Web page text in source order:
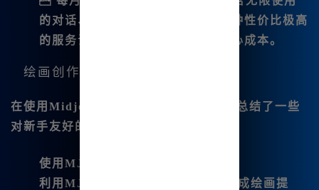
的对话、绘图和其他高级功能。这种性价比极高
的服务让我能够自由创作而无需担心成本。
绘画创作过程中的小技巧
在使用Midjourney中文版的过程中，我总结了一些
对新手友好的小技巧，供大家参考：
使用MJ提词器
利用MJ🔥提词器，可以更方便地生成绘画提